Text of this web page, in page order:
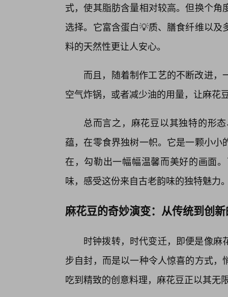
式，使其脂肪含量相对较高。但换个
选择。它富含蛋白💡质、膳食纤维以
料的天然性更让人安心。
而且，随着制作工艺的不断改进
空气炸锅，或者减少油的用量，让麻花
总而言之，麻花豆以其独特的形
蕴，在零食界独树一帜。它是一颗小
在，勾勒出一幅幅温馨而美好的画面
味，感受这份来自古老韵味的独特魅力
麻花豆的奇妙演变：从传统到创
时钟拨转，时代变迁，即便是像
步自封，而是以一种令人惊喜的方式
吃到精致的创意料理，麻花豆正以其无